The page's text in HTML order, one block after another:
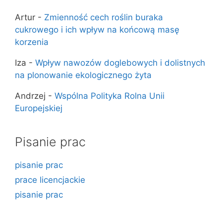
Artur - Zmienność cech roślin buraka
cukrowego i ich wpływ na końcową masę
korzenia
Iza - Wpływ nawozów doglebowych i dolistnych
na plonowanie ekologicznego żyta
Andrzej - Wspólna Polityka Rolna Unii
Europejskiej
Pisanie prac
pisanie prac
prace licencjackie
pisanie prac